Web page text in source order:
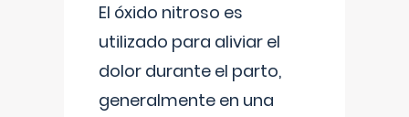
El óxido nitroso es
utilizado para aliviar el
dolor durante el parto,
generalmente en una